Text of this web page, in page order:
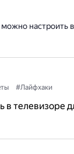
настроить
#Лайфхаки
в телевизоре